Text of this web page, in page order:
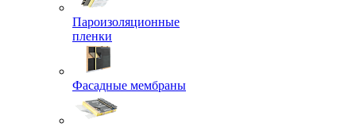
Пароизоляционные
пленки
Фасадные мембраны